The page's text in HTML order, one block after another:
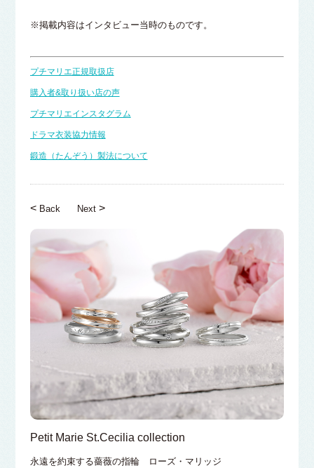
※掲載内容はインタビュー当時のものです。
プチマリエ正規取扱店
購入者&取り扱い店の声
プチマリエインスタグラム
ドラマ衣装協力情報
鍛造（たんぞう）製法について
<Back Next >
Petit Marie St.Cecilia collection
永遠を約束する薔薇の指輪 ローズ・マリッジ